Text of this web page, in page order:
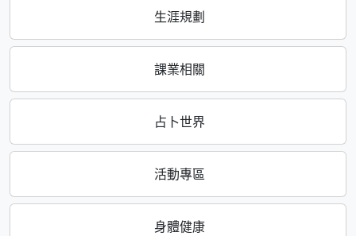
生涯規劃
課業相關
占卜世界
活動專區
身體健康